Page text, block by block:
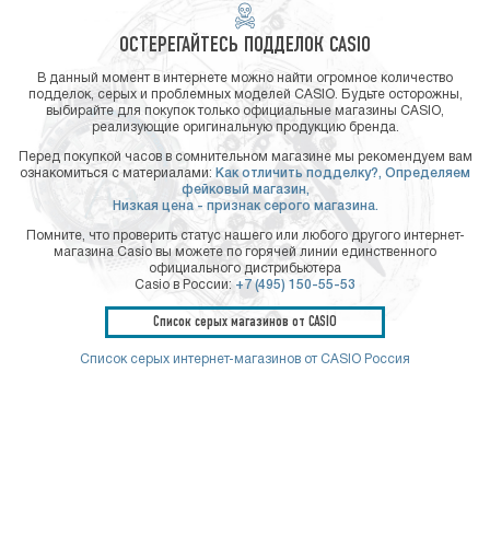
ОСТЕРЕГАЙТЕСЬ ПОДДЕЛОК CASIO
В данный момент в интернете можно найти огромное количество
подделок, серых и проблемных моделей CASIO. Будьте осторожны,
выбирайте для покупок только официальные магазины CASIO,
реализующие оригинальную продукцию бренда.
Перед покупкой часов в сомнительном магазине мы рекомендуем вам
ознакомиться с материалами: Как отличить подделку?, Определяем
фейковый магазин,
Низкая цена - признак серого магазина.
Помните, что проверить статус нашего или любого другого интернет-
магазина Casio вы можете по горячей линии единственного
официального дистрибьютера
Casio в России: +7 (495) 150-55-53
Список серых магазинов от CASIO
Список серых интернет-магазинов от CASIO Россия